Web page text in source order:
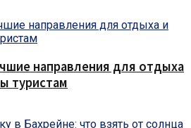
направления для отдыха
туристам